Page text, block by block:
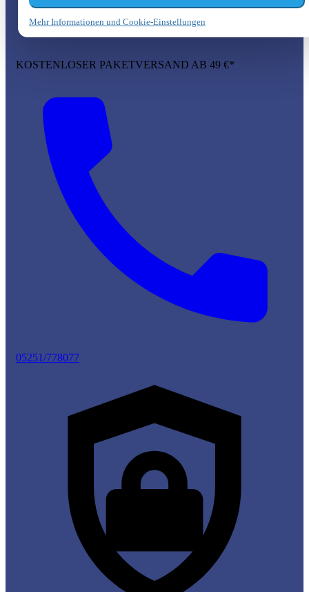
Mehr Informationen und Cookie-Einstellungen
KOSTENLOSER PAKETVERSAND AB 49 €*
05251/778077